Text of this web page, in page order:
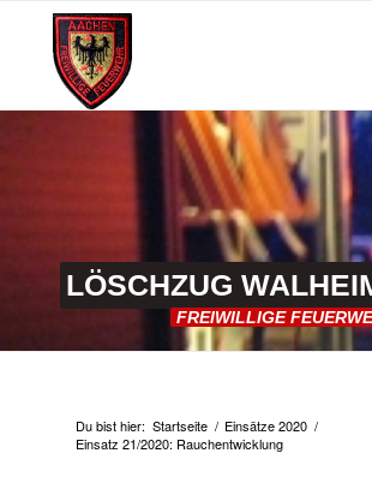
LÖSCHZUG
FREIWILLIGE
Du bist hier: Startseite / Einsätze 2020 /
Einsatz 21/2020: Rauchentwicklung